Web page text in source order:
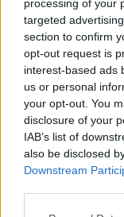
processing of your
targeted
section to confirm
opt-out request is
interest-based ads
us or personal
your opt-out. You
disclosure of your
IAB’s list of
also be disclosed
Downstream